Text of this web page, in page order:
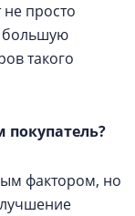
просто
большую
такого
покупатель?
фактором, но